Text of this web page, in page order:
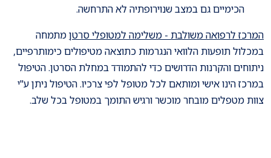
הכימיים גם במצב שנוירופתיה לא התרחשה.
המרכז לרפואה משולבת - משלימה למטופלי סרטןמתמחה
במכלול תופעות הלוואי הנגרמות כתוצאה מטיפולים כימותרפיים,
ניתוחים והקרנות הדרושים כדי להתמודד במחלת הסרטן. הטיפול
במרכז הינו אישי ומותאם לכל מטופל לפי צרכיו. הטיפול ניתן ע"י
צוות מטפלים מובחר מוכשר ורגיש התומך במטופל בכל שלב.